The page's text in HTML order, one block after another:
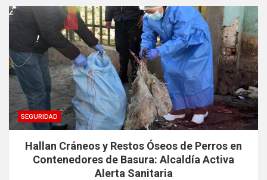
entradas
SEGURIDAD
Hallan Cráneos y Restos Óseos de Perros en
Contenedores de Basura: Alcaldía Activa
Alerta Sanitaria